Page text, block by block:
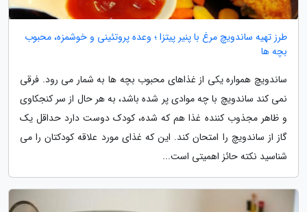
طرز تهیه ساندویچ مرغ با پنیر پیتزا ؛ وعده پروتئینی و خوشمزه، محبوب
بچه ها
ساندویچ همواره یکی از غذاهای محبوب بچه ها به شمار می رود. فرقی
نمی کند ساندویچ با چه موادی پر شده باشد، به هر حال از سر کنجکاوی
و ظاهر مجذوب کننده غذا هم که شده، کودک دوست دارد حداقل یک
گاز از ساندویچ را امتحان کند. این که غذای مورد علاقه کودکتان را می
شناسید نکته حائز اهمیتی است...